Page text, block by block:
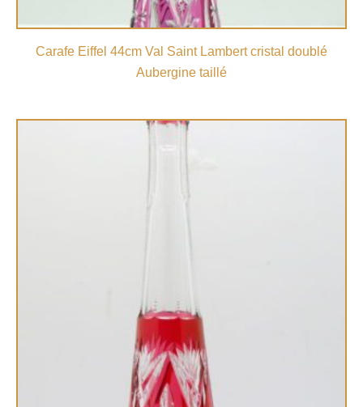
Carafe Eiffel 44cm Val Saint Lambert cristal doublé
Aubergine taillé